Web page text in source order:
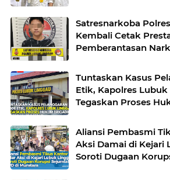
Satresnarkoba
Kembali Cetak
Pemberantasan
Tuntaskan Kasus
Etik, Kapolres Lubuk
Tegaskan Proses
Aliansi Pembasmi
Aksi Damai di Kejari
Soroti Dugaan